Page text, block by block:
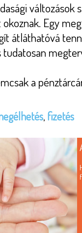
változások
Egy
átláthatóvá
a
, fizetés